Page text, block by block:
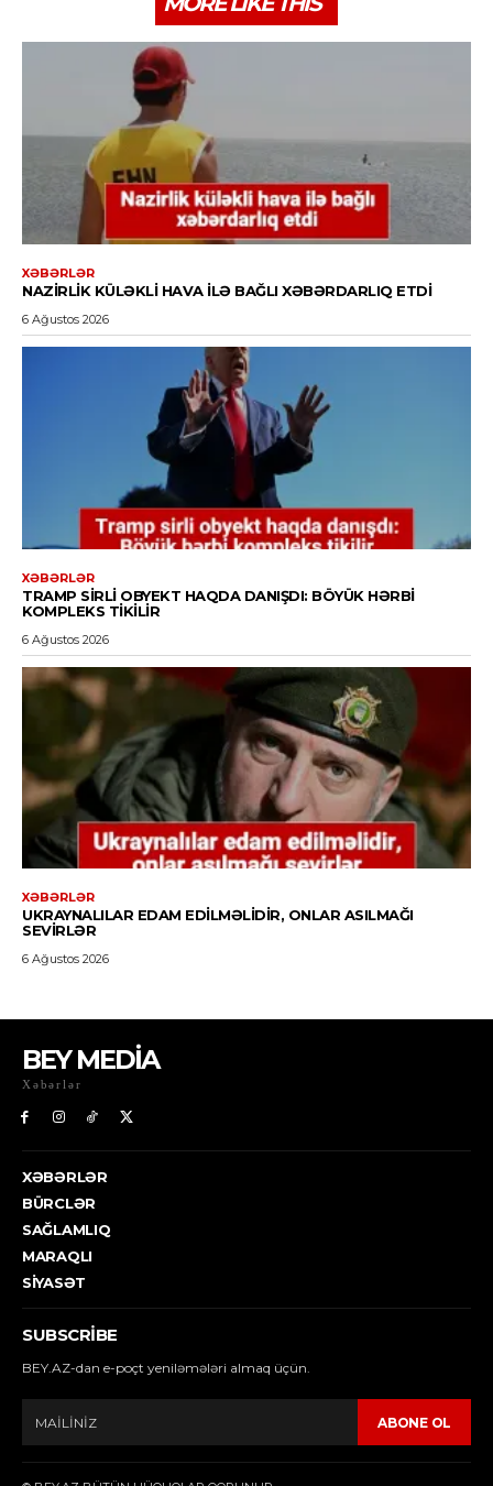
BEY MEDİA
Xəbərlər
XƏBƏRLƏR
BÜRCLƏR
SAĞLAMLIQ
MARAQLI
SIYASƏT
SUBSCRIBE
BEY.AZ-dan e-poçt yeniləmələri almaq üçün.
ABONE OL